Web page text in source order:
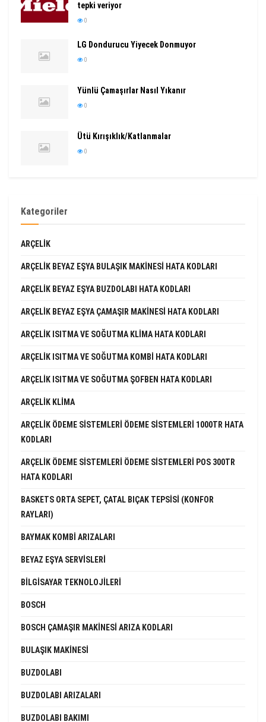
tepki veriyor
0
LG Dondurucu Yiyecek Donmuyor
0
Yünlü Çamaşırlar Nasıl Yıkanır
0
Ütü Kırışıklık/Katlanmalar
0
Kategoriler
ARÇELIK
ARÇELIK BEYAZ EŞYA BULAŞIK MAKINESI HATA KODLARI
ARÇELIK BEYAZ EŞYA BUZDOLABI HATA KODLARI
ARÇELIK BEYAZ EŞYA ÇAMAŞIR MAKINESI HATA KODLARI
ARÇELIK ISITMA VE SOĞUTMA KLIMA HATA KODLARI
ARÇELIK ISITMA VE SOĞUTMA KOMBI HATA KODLARI
ARÇELIK ISITMA VE SOĞUTMA ŞOFBEN HATA KODLARI
ARÇELIK KLIMA
ARÇELIK ÖDEME SISTEMLERI ÖDEME SISTEMLERI 1000TR HATA
KODLARI
ARÇELIK ÖDEME SISTEMLERI ÖDEME SISTEMLERI POS 300TR
HATA KODLARI
BASKETS ORTA SEPET, ÇATAL BIÇAK TEPSISI (KONFOR
RAYLARI)
BAYMAK KOMBI ARIZALARI
BEYAZ EŞYA SERVISLERI
BILGISAYAR TEKNOLOJILERI
BOSCH
BOSCH ÇAMAŞIR MAKINESI ARIZA KODLARI
BULAŞIK MAKINESI
BUZDOLABI
BUZDOLABI ARIZALARI
BUZDOLABI BAKIMI